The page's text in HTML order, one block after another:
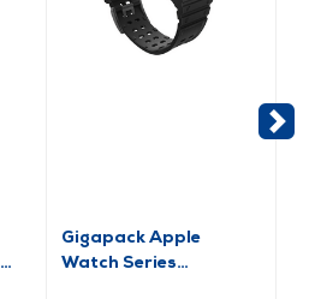
Gigapack Apple
Watch Series